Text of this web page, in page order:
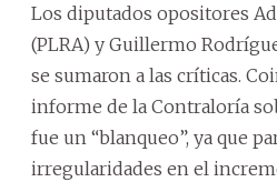
Los diputados opositores
(PLRA) y Guillermo
se sumaron a las críticas.
informe de la Contraloría
fue un “blanqueo”, ya que
irregularidades en el